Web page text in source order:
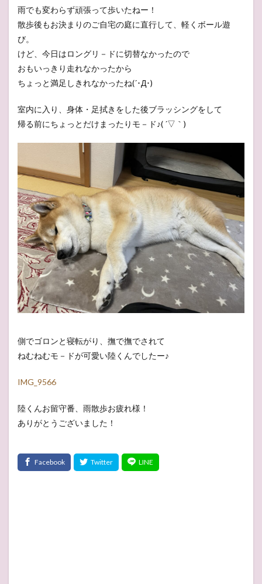
雨でも変わらず頑張って歩いたねー！
散歩後もお決まりのご自宅の庭に直行して、軽くボール遊
び。
けど、今日はロングリ－ドに切替なかったので
おもいっきり走れなかったから
ちょっと満足しきれなかったね(´･Д･)
室内に入り、身体・足拭きをした後ブラッシングをして
帰る前にちょっとだけまったりモ－ド♪( ´▽｀)
側でゴロンと寝転がり、撫で撫でされて
ねむねむモ－ドが可愛い陸くんでしたー♪
IMG_9566
陸くんお留守番、雨散歩お疲れ様！
ありがとうございました！